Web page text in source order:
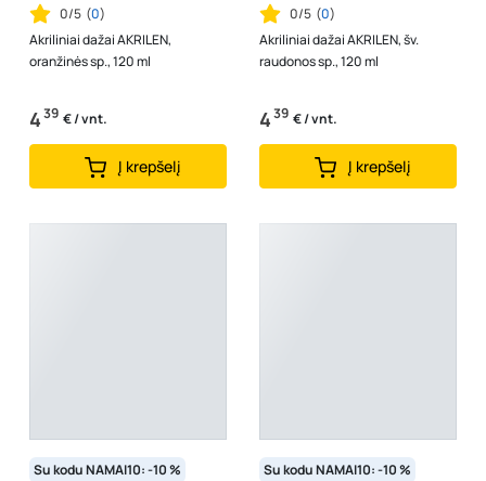
0/5 (0)
Akriliniai dažai AKRILEN,
oranžinės sp., 120 ml
439 € / vnt.
Į krepšelį
0/5 (0)
Akriliniai dažai AKRILEN, šv.
raudonos sp., 120 ml
439 € / vnt.
Į krepšelį
Su kodu NAMAI10: -10 %
Su kodu NAMAI10: -10 %